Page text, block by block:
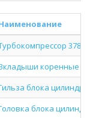
коренные
блока
блока